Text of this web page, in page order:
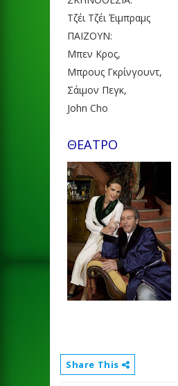
Τζέι Τζέι Έιμπραμς
ΠΑΙΖΟΥΝ:
Μπεν Κρος,
Μπρους Γκρίνγουντ,
Σάιμον Πεγκ,
John Cho
ΘΕΑΤΡΟ
Share This